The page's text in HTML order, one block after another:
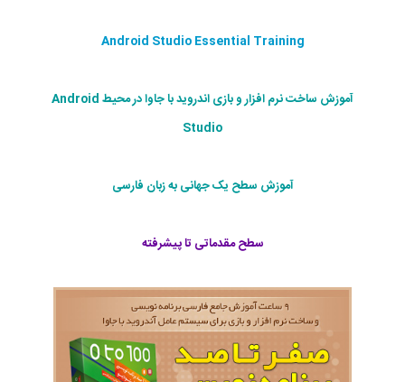
Android Studio Essential Training
آموزش ساخت نرم افزار و بازی اندروید با جاوا در محیط Android
Studio
آموزش سطح یک جهانی به زبان فارسی
سطح مقدماتی تا پیشرفته